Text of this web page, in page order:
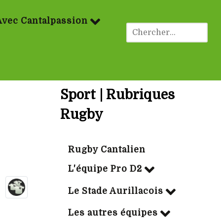
Cantalpassion
Sport | Rubriques
Rugby
Rugby Cantalien
L'équipe Pro D2
Le Stade Aurillacois
Les autres équipes